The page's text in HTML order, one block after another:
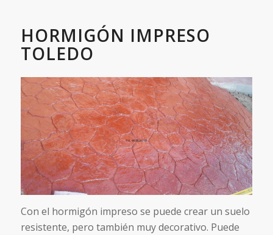
HORMIGÓN IMPRESO
TOLEDO
Con el hormigón impreso se puede crear un suelo
resistente, pero también muy decorativo. Puede